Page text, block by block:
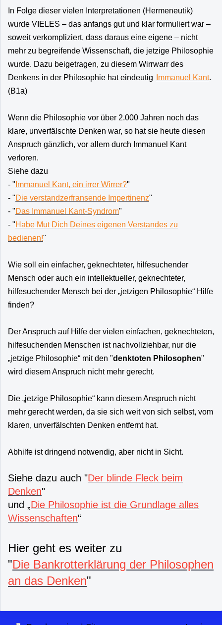
In Folge dieser vielen Interpretationen (Hermeneutik)
wurde VIELES – das anfangs gut und klar formuliert war –
soweit verkompliziert, dass daraus eine eigene – nicht
mehr zu begreifende Wissenschaft, die jetzige Philosophie
wurde. Dazu beigetragen, zu diesem Wirrwarr des
Denkens in der Philosophie hat eindeutig
Immanuel Kant.
(B1a)
Wenn die Philosophie vor über 2.000 Jahren noch das
klare, unverfälschte Denken war, so hat sie heute diesen
Anspruch gänzlich, vor allem durch Immanuel Kant
verloren.
Siehe dazu
- " Immanuel Kant, ein irrer Wirrer?"
- "Die verstandzerfransende Impertinenz"
- "Das Immanuel Kant-Syndrom"
- "Habe Mut Dich Deines eigenen Verstandes zu
bedienen!"
Wie soll ein einfacher, geknechteter, hilfesuchender
Mensch oder auch ein intellektueller, geknechteter,
hilfesuchender Mensch bei der „jetzigen Philosophie“ Hilfe
finden?
Der Anspruch auf Hilfe der vielen einfachen, geknechteten,
hilfesuchenden Menschen ist nachvollziehbar, nur die
„jetzige Philosophie“ mit den "denktoten Philosophen"
wird diesem Anspruch nicht mehr gerecht.
Die „jetzige Philosophie“ kann diesem Anspruch nicht
mehr gerecht werden, da sie sich weit von sich selbst, vom
klaren, unverfälschten Denken entfernt hat.
Abhilfe ist dringend notwendig, aber nicht in Sicht.
Siehe dazu auch "Der blinde Fleck beim
Denken"
und „Die Philosophie ist die Grundlage alles
Wissenschaften“
Hier geht es weiter zu
"Die Bankrotterklärung der Philosophen
an das Denken"